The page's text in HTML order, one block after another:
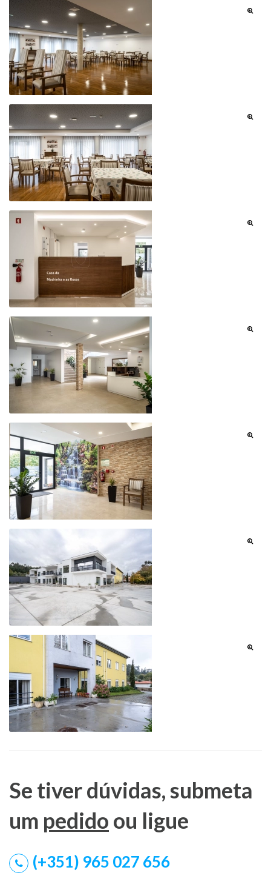
Se tiver dúvidas, submeta
um pedido ou ligue
(+351) 965 027 656